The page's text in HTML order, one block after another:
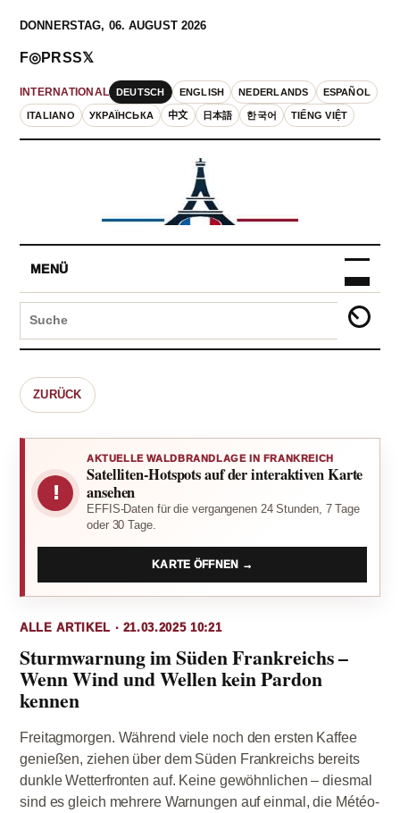
DONNERSTAG, 06. AUGUST 2026
INTERNATIONAL DEUTSCH ENGLISH NEDERLANDS ESPAÑOL
ITALIANO УКРАЇНСЬКА 中文 日本語 한국어 TIẾNG VIỆT
F◎PRSS𝕏
MENÜ
ZURÜCK
!
AKTUELLE WALDBRANDLAGE IN FRANKREICH
Satelliten-Hotspots auf der interaktiven Karte
ansehen
EFFIS-Daten für die vergangenen 24 Stunden, 7 Tage
oder 30 Tage.
KARTE ÖFFNEN →
ALLE ARTIKEL · 21.03.2025 10:21
Sturmwarnung im Süden Frankreichs –
Wenn Wind und Wellen kein Pardon
kennen
Freitagmorgen. Während viele noch den ersten Kaffee
genießen, ziehen über dem Süden Frankreichs bereits
dunkle Wetterfronten auf. Keine gewöhnlichen – diesmal
sind es gleich mehrere Warnungen auf einmal, die Météo-